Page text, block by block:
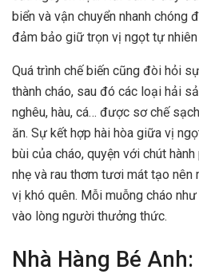
biển và vận chuyển nhanh chóng
đảm bảo giữ trọn vị ngọt tự
Quá trình chế biến cũng đòi hỏi
thành cháo, sau đó các loại hải
nghêu, hàu, cá… được sơ chế
ăn. Sự kết hợp hài hòa giữa vị
bùi của cháo, quyện với chút
nhẹ và rau thơm tươi mát tạo
vị khó quên. Mỗi muỗng cháo
vào lòng người thưởng thức.
Nhà Hàng Bé